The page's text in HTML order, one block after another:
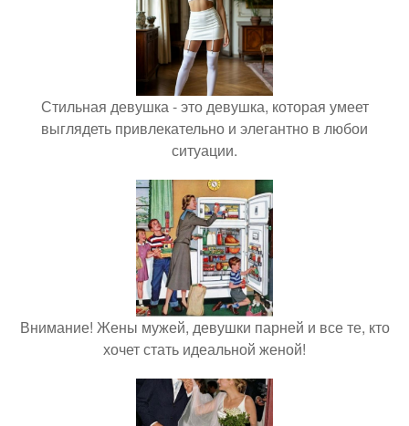
Стильная девушка - это девушка, которая умеет
выглядеть привлекательно и элегантно в любои
ситуации.
Внимание! Жены мужей, девушки парней и все те, кто
хочет стать идеальной женой!